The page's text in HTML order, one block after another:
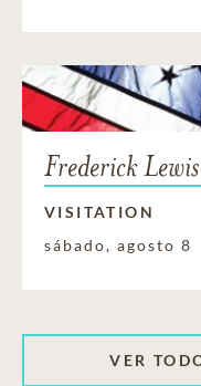
Frederick
VISITATION
sábado, agosto 8
VER